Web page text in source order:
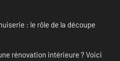
: le rôle de la découpe
rénovation intérieure ? Voici